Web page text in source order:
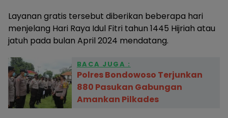
Layanan gratis tersebut diberikan beberapa hari
menjelang Hari Raya Idul Fitri tahun 1445 Hijriah atau
jatuh pada bulan April 2024 mendatang.
BACA JUGA :
Polres Bondowoso Terjunkan
880 Pasukan Gabungan
Amankan Pilkades